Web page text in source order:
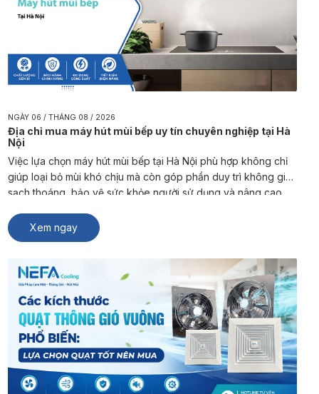
NGÀY 06 / THÁNG 08 / 2026
Địa chỉ mua máy hút mùi bếp uy tín chuyên nghiệp tại Hà
Nội
Việc lựa chọn máy hút mùi bếp tại Hà Nội phù hợp không chỉ
giúp loại bỏ mùi khó chịu mà còn góp phần duy trì không gian
sạch thoáng, bảo vệ sức khỏe người sử dụng và nâng cao
chuyên sản xuất và […]
Xem ngay